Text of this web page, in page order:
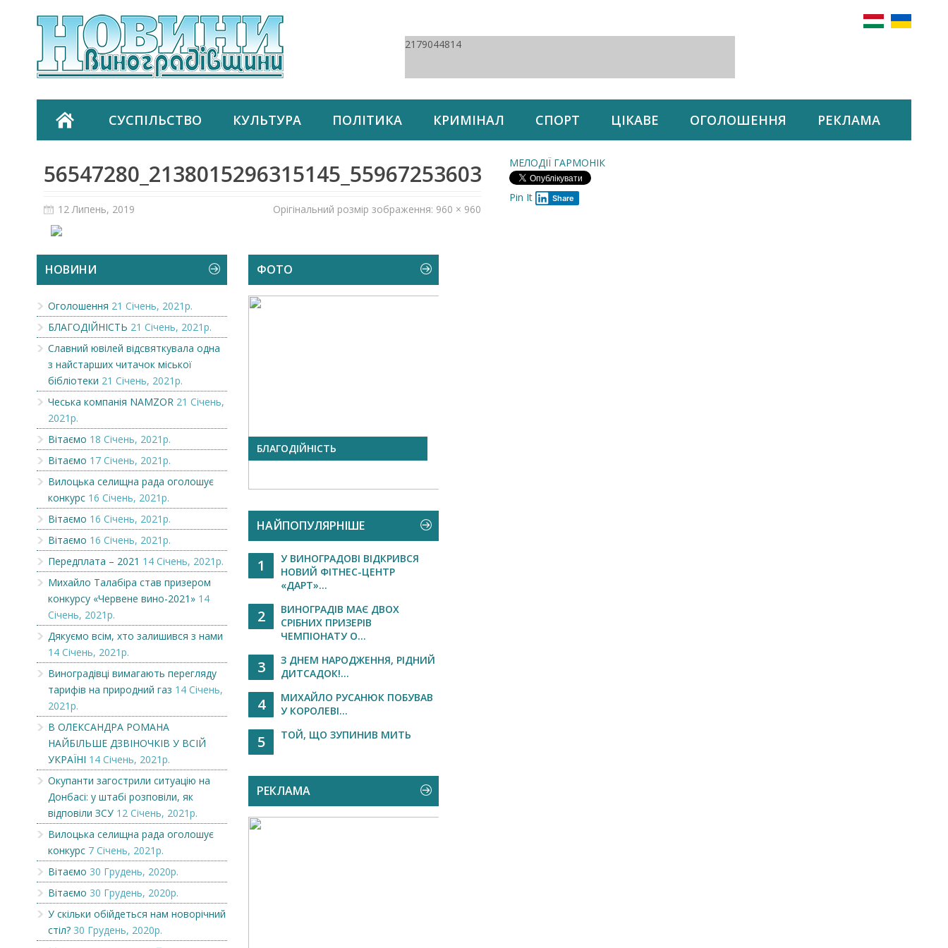
2179044814
СУСПІЛЬСТВО КУЛЬТУРА ПОЛІТИКА КРИМІНАЛ СПОРТ ЦІКАВЕ ОГОЛОШЕННЯ РЕКЛАМА
56547280_2138015296315145_5596725360331849728_n
12 Липень, 2019 Орігінальний розмір зображення: 960 × 960
МЕЛОДІЇ ГАРМОНІК
Pin It Share
НОВИНИ
Оголошення 21 Січень, 2021р.
БЛАГОДІЙНІСТЬ 21 Січень, 2021р.
Славний ювілей відсвяткувала одна
з найстарших читачок міської
бібліотеки 21 Січень, 2021р.
Чеська компанія NAMZOR 21 Січень,
2021р.
Вітаємо 18 Січень, 2021р.
Вітаємо 17 Січень, 2021р.
Вилоцька селищна рада оголошує
конкурс 16 Січень, 2021р.
Вітаємо 16 Січень, 2021р.
Вітаємо 16 Січень, 2021р.
Передплата – 2021 14 Січень, 2021р.
Михайло Талабіра став призером
конкурсу «Червене вино-2021» 14
Січень, 2021р.
Дякуємо всім, хто залишився з нами
14 Січень, 2021р.
Виноградівці вимагають перегляду
тарифів на природний газ 14 Січень,
2021р.
В ОЛЕКСАНДРА РОМАНА
НАЙБІЛЬШЕ ДЗВІНОЧКІВ У ВСІЙ
УКРАЇНІ 14 Січень, 2021р.
Окупанти загострили ситуацію на
Донбасі: у штабі розповіли, як
відповіли ЗСУ 12 Січень, 2021р.
Вилоцька селищна рада оголошує
конкурс 7 Січень, 2021р.
Вітаємо 30 Грудень, 2020р.
Вітаємо 30 Грудень, 2020р.
У скільки обійдеться нам новорічний
стіл? 30 Грудень, 2020р.
ФОТО
БЛАГОДІЙНІСТЬ
Славний ювілей відсвяткувала
одна з найстарших читачок
НАЙПОПУЛЯРНІШЕ
1
У ВИНОГРАДОВІ ВІДКРИВСЯ
НОВИЙ ФІТНЕС-ЦЕНТР
«ДАРТ»...
2
ВИНОГРАДІВ МАЄ ДВОХ
СРІБНИХ ПРИЗЕРІВ
ЧЕМПІОНАТУ О...
3
З ДНЕМ НАРОДЖЕННЯ, РІДНИЙ
ДИТСАДОК!...
4
МИХАЙЛО РУСАНЮК ПОБУВАВ
У КОРОЛЕВІ...
5 ТОЙ, ЩО ЗУПИНИВ МИТЬ
РЕКЛАМА